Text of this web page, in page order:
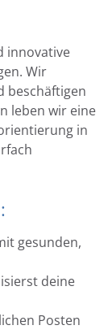
innovative
Wir
beschäftigen
leben wir eine
in
gesunden,
deine
Posten